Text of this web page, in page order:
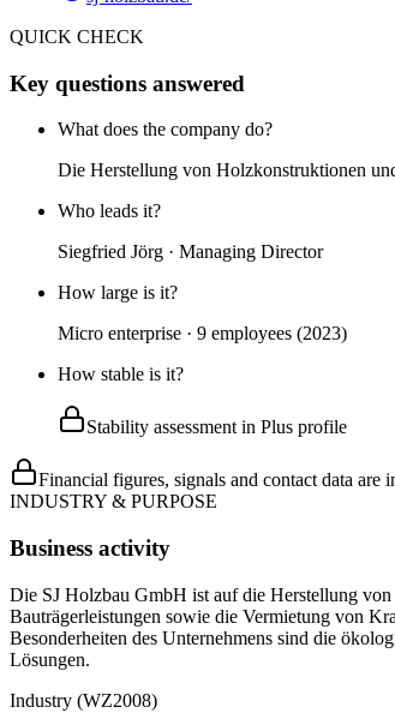
QUICK CHECK
Key questions answered
What does the company do?
Die Herstellung von Holzkonstruktionen
Who leads it?
Siegfried Jörg · Managing Director
How large is it?
Micro enterprise · 9 employees (2023)
How stable is it?
Stability assessment in Plus profile
Financial figures, signals and contact data are
INDUSTRY & PURPOSE
Business activity
Die SJ Holzbau GmbH ist auf die Herstellung
Bauträgerleistungen sowie die Vermietung von
Besonderheiten des Unternehmens sind die
Lösungen.
Industry (WZ2008)